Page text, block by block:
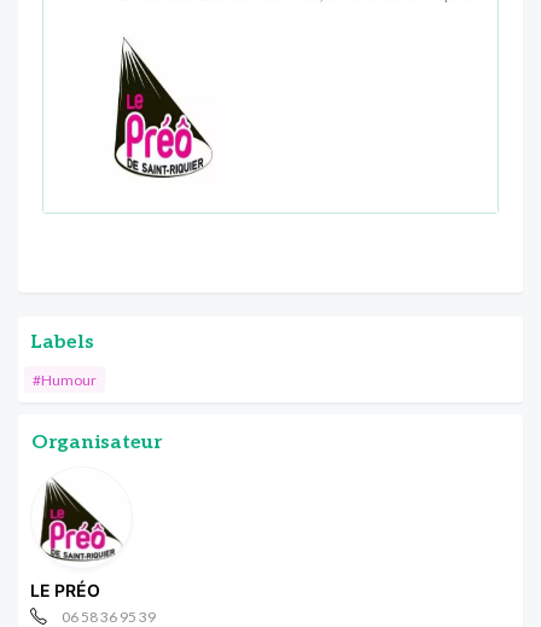
Labels
#Humour
Organisateur
LE PRÉO
06 58 36 95 39